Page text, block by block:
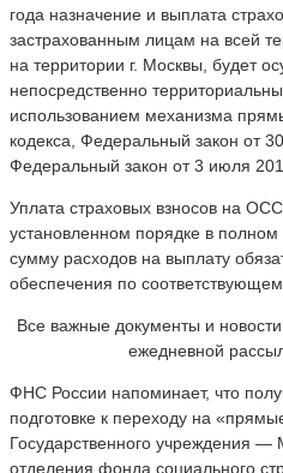
года назначение и выплата
застрахованным лицам на всей
на территории г. Москвы, будет
непосредственно
использованием механизма
кодекса, Федеральный закон от
Федеральный закон от 3 июля
Уплата страховых взносов на
установленном порядке в
сумму расходов на выплату
обеспечения по
Все важные документы и
ежедневной
ФНС России напоминает, что
подготовке к переходу на
Государственного учреждения —
отделения фонда социального